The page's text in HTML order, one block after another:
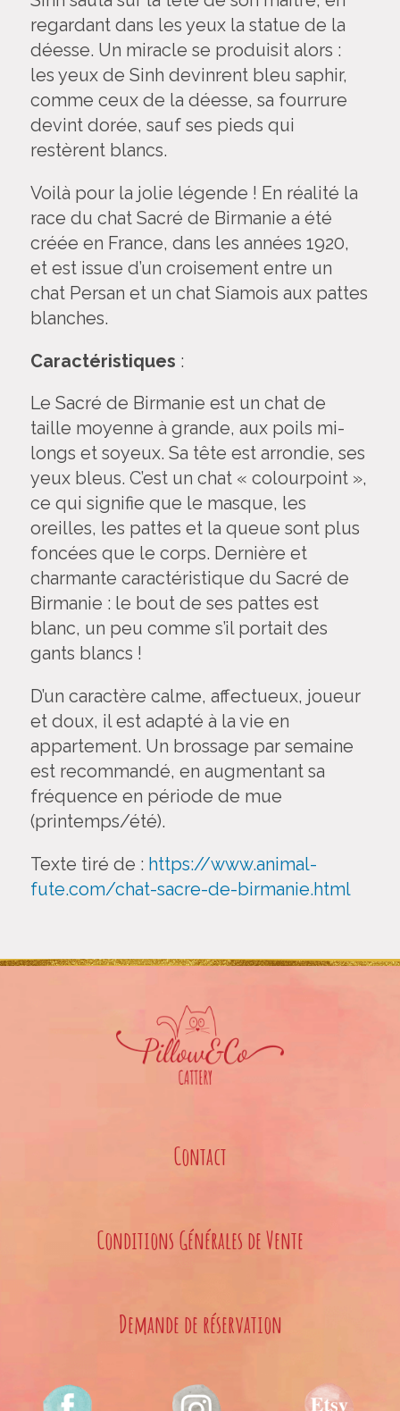
regardant dans les yeux la statue de la
déesse. Un miracle se produisit alors :
les yeux de Sinh devinrent bleu saphir,
comme ceux de la déesse, sa fourrure
devint dorée, sauf ses pieds qui
restèrent blancs.
Voilà pour la jolie légende ! En réalité la
race du chat Sacré de Birmanie a été
créée en France, dans les années 1920,
et est issue d’un croisement entre un
chat Persan et un chat Siamois aux pattes
blanches.
Caractéristiques :
Le Sacré de Birmanie est un chat de
taille moyenne à grande, aux poils mi-
longs et soyeux. Sa tête est arrondie, ses
yeux bleus. C’est un chat « colourpoint »,
ce qui signifie que le masque, les
oreilles, les pattes et la queue sont plus
foncées que le corps. Dernière et
charmante caractéristique du Sacré de
Birmanie : le bout de ses pattes est
blanc, un peu comme s’il portait des
gants blancs !
D’un caractère calme, affectueux, joueur
et doux, il est adapté à la vie en
appartement. Un brossage par semaine
est recommandé, en augmentant sa
fréquence en période de mue
(printemps/été).
Texte tiré de : https://www.animal-
fute.com/chat-sacre-de-birmanie.html
Contact
Conditions Générales de Vente
Demande de réservation